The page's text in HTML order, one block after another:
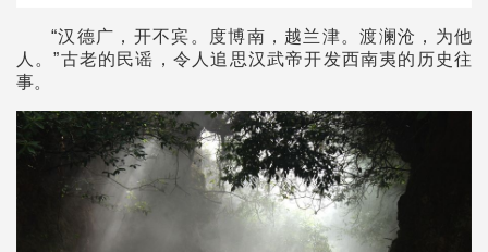
“汉德广，开不宾。度博南，越兰津。渡澜沧，为他
人。”古老的民谣，令人追思汉武帝开发西南夷的历史往
事。